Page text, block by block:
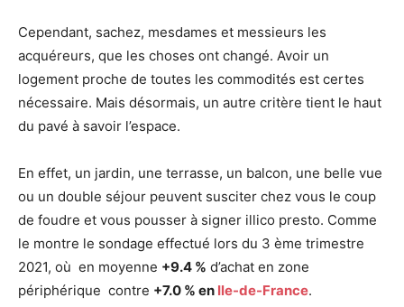
Cependant, sachez, mesdames et messieurs les
acquéreurs, que les choses ont changé. Avoir un
logement proche de toutes les commodités est certes
nécessaire. Mais désormais, un autre critère tient le haut
du pavé à savoir l’espace.
En effet, un jardin, une terrasse, un balcon, une belle vue
ou un double séjour peuvent susciter chez vous le coup
de foudre et vous pousser à signer illico presto. Comme
le montre le sondage effectué lors du 3 ème trimestre
2021, où en moyenne +9.4 % d’achat en zone
périphérique contre +7.0 % en Ile-de-France.